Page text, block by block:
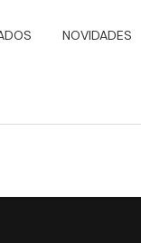
NOVIDADES